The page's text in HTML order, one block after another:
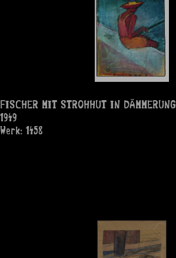
FISCHER MIT STROHHUT IN DÄMMERUNG
1949
Werk: 1458